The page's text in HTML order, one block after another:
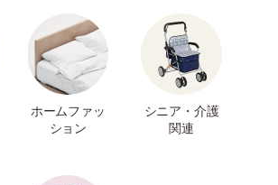
ホームファッ
ション
シニア・介護
関連